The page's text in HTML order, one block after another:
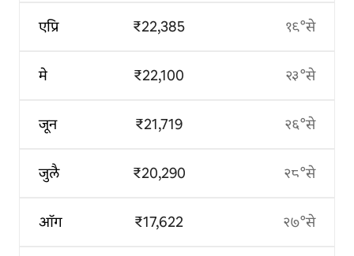
एप्रि
मे
जून
जुलै
ऑग
₹22,385
₹22,100
₹21,719
₹20,290
₹17,622
१९°से
२३°से
२६°से
२८°से
२७°से